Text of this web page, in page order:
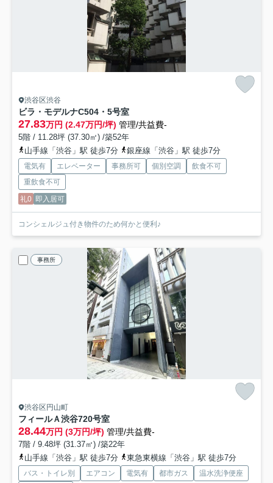
渋谷区渋谷
ビラ・モデルナC504・5号室
27.83万円 (2.47万円/坪) 管理/共益費-
5階 / 11.28坪 (37.30㎡) /築52年
山手線「渋谷」駅 徒歩7分
銀座線「渋谷」駅 徒歩7分
電気有 エレベーター 事務所可 個別空調
飲食不可
重飲食不可
礼0 即入居可
コンシェルジュ付き物件のため何かと便利♪
事務所
渋谷区円山町
フィールＡ渋谷720号室
28.44万円 (3万円/坪) 管理/共益費-
7階 / 9.48坪 (31.37㎡) /築22年
山手線「渋谷」駅 徒歩7分
東急東横線「渋谷」駅 徒歩7分
バス・トイレ別 エアコン 電気有 都市ガス
温水洗浄便座